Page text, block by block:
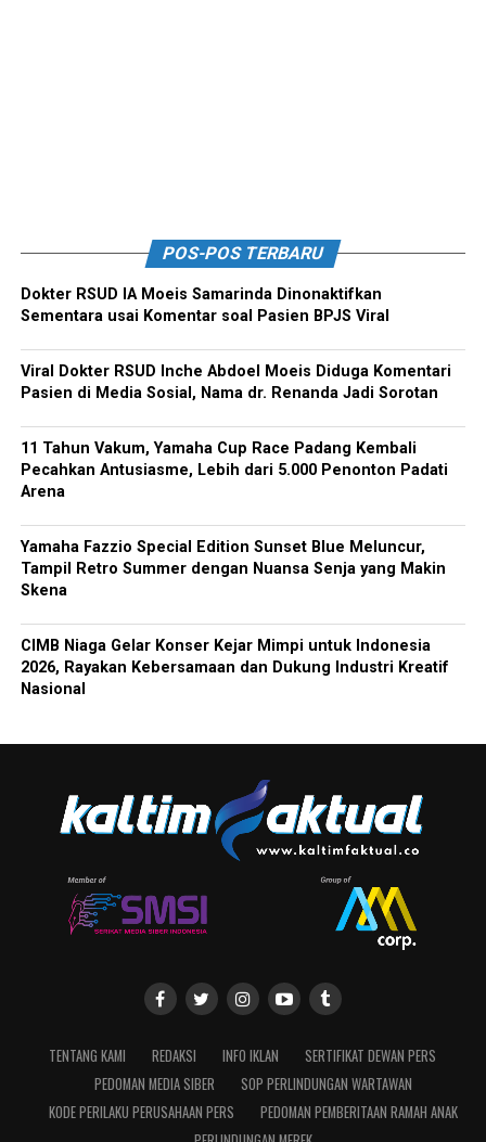
POS-POS TERBARU
Dokter RSUD IA Moeis Samarinda Dinonaktifkan
Sementara usai Komentar soal Pasien BPJS Viral
Viral Dokter RSUD Inche Abdoel Moeis Diduga Komentari
Pasien di Media Sosial, Nama dr. Renanda Jadi Sorotan
11 Tahun Vakum, Yamaha Cup Race Padang Kembali
Pecahkan Antusiasme, Lebih dari 5.000 Penonton Padati
Arena
Yamaha Fazzio Special Edition Sunset Blue Meluncur,
Tampil Retro Summer dengan Nuansa Senja yang Makin
Skena
CIMB Niaga Gelar Konser Kejar Mimpi untuk Indonesia
2026, Rayakan Kebersamaan dan Dukung Industri Kreatif
Nasional
TENTANG KAMI REDAKSI INFO IKLAN
SERTIFIKAT DEWAN PERS
PEDOMAN MEDIA SIBER
SOP PERLINDUNGAN WARTAWAN
KODE PERILAKU PERUSAHAAN PERS
PEDOMAN PEMBERITAAN RAMAH ANAK